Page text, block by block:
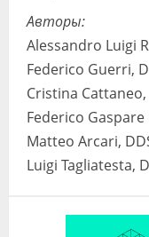
Авторы:
Alessandro Luigi
Federico Guerri,
Cristina Cattaneo,
Federico
Matteo Arcari,
Luigi Tagliatesta,